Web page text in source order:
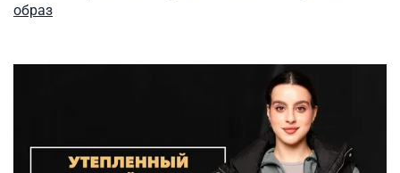
термофутболка
тактическая одежда для мужчин
образ